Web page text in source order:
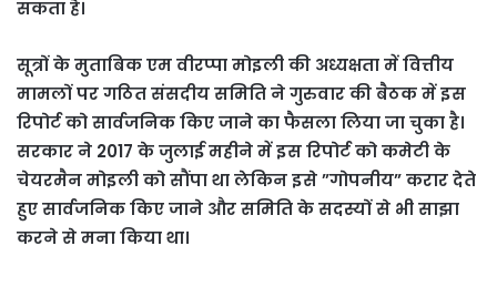
सकता है।
सूत्रों के मुताबिक एम वीरप्पा मोइली की अध्यक्षता में वित्तीय
मामलों पर गठित संसदीय समिति ने गुरुवार की बैठक में इस
रिपोर्ट को सार्वजनिक किए जाने का फैसला लिया जा चुका है।
सरकार ने 2017 के जुलाई महीने में इस रिपोर्ट को कमेटी के
चेयरमैन मोइली को सौंपा था लेकिन इसे ”गोपनीय” करार देते
हुए सार्वजनिक किए जाने और समिति के सदस्यों से भी साझा
करने से मना किया था।